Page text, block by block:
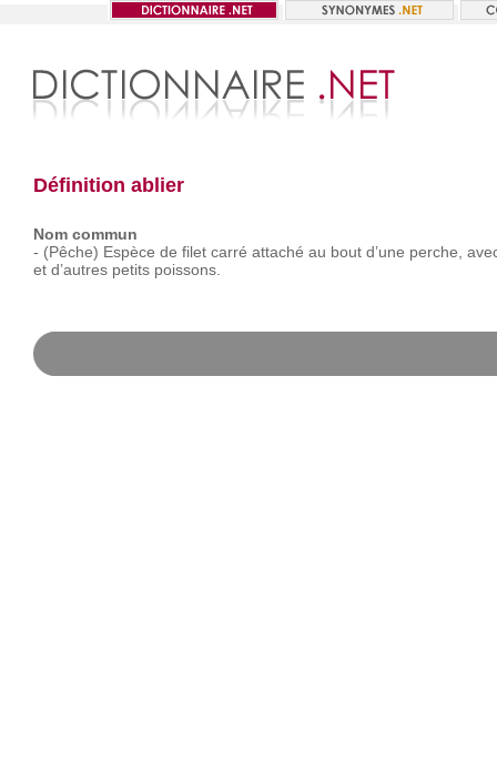
Définition ablier
Nom commun
- (Pêche) Espèce de filet carré attaché au bout d’une perche,
et d’autres petits poissons.